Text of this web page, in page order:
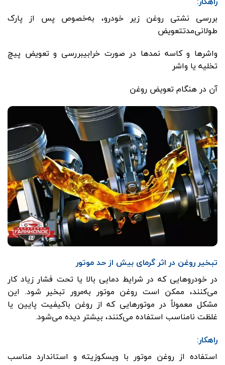
بررسی نشتی روغن زیر خودرو، به‌خصوص پس از پارک
طولانی‌مدتتعویض
واشرها و کاسه نمدها در صورت خرابیبررسی و تعویض پیچ
تخلیه یا واشر
آن در هنگام تعویض روغن
تبخیر روغن در اثر گرمای بیش از حد موتور
در خودروهایی که در شرایط دمایی بالا یا تحت فشار زیاد کار
می‌کنند، ممکن است روغن موتور به‌مرور تبخیر شود. این
مشکل معمولاً در موتورهایی که از روغن باکیفیت پایین یا
غلظت نامناسب استفاده می‌کنند، بیشتر دیده می‌شود.
راهکار:
استفاده از روغن موتور با ویسکوزیته و استاندارد مناسب